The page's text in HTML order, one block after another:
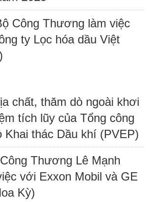
Công Thương làm việc
ty Lọc hóa dầu Việt
chất, thăm dò ngoài khơi
tích lũy của Tổng công
Khai thác Dầu khí (PVEP)
Thương Lê Mạnh
với Exxon Mobil và GE
Kỳ)